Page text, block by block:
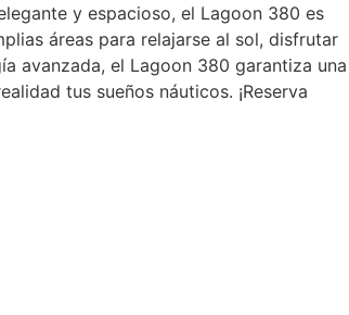
y espacioso, el Lagoon 380 es
áreas para relajarse al sol, disfrutar
avanzada, el Lagoon 380 garantiza una
tus sueños náuticos. ¡Reserva